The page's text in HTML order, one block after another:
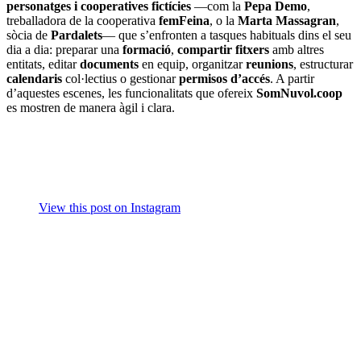
personatges i cooperatives fictícies —com la Pepa Demo,
treballadora de la cooperativa femFeina, o la Marta Massagran,
sòcia de Pardalets— que s’enfronten a tasques habituals dins el seu
dia a dia: preparar una formació, compartir fitxers amb altres
entitats, editardocuments en equip, organitzarreunions, estructurar
calendaris col·lectius o gestionarpermisos d’accés. A partir
d’aquestes escenes, les funcionalitats que ofereix SomNuvol.coop
es mostren de manera àgil i clara.
View this post on Instagram